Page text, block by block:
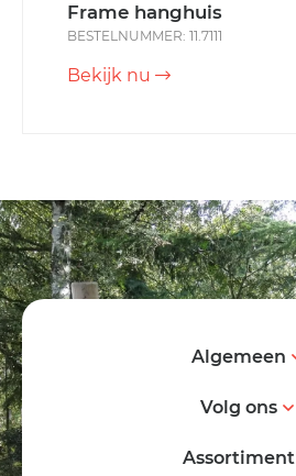
Frame hanghuis
BESTELNUMMER: 11.7111
Bekijk nu
Algemeen
Volg ons
Assortiment